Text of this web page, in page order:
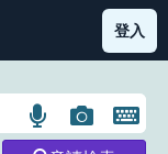
部首索引表圖示
登入
語
言
圖
片
開